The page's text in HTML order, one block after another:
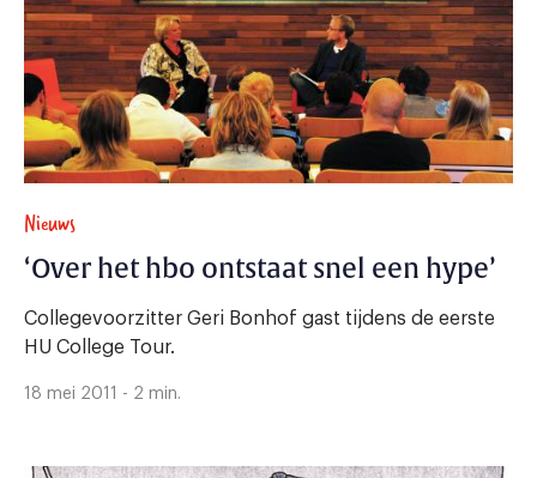
Nieuws
‘Over het hbo ontstaat snel een hype’
Collegevoorzitter Geri Bonhof gast tijdens de eerste
HU College Tour.
18 mei 2011 - 2 min.